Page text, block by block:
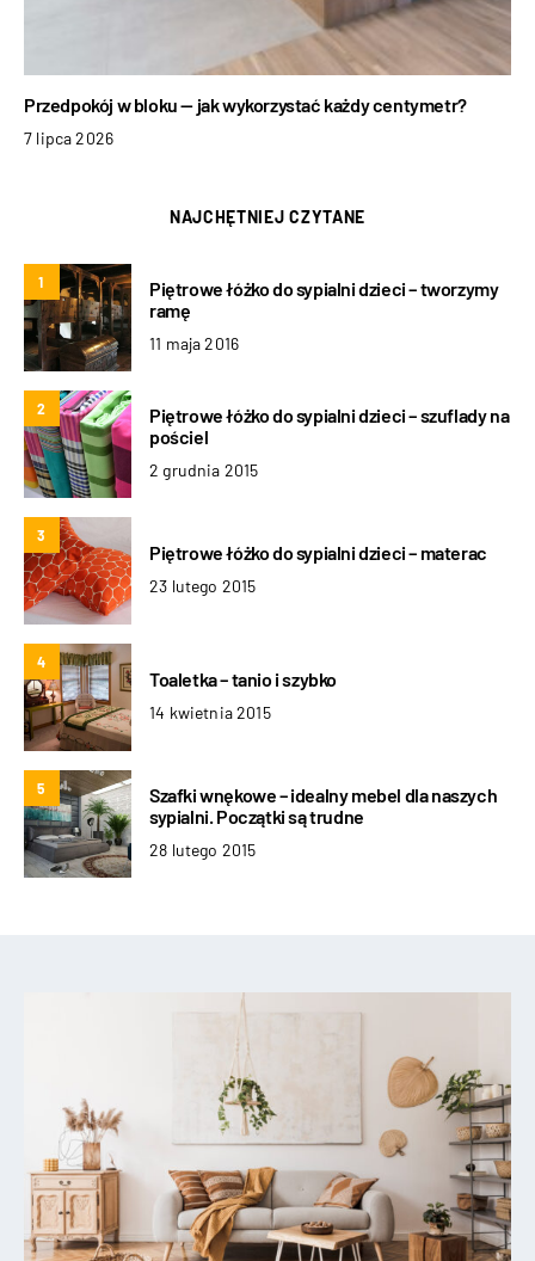
Przedpokój w bloku — jak wykorzystać każdy centymetr?
7 lipca 2026
NAJCHĘTNIEJ CZYTANE
1
Piętrowe łóżko do sypialni dzieci – tworzymy
ramę
11 maja 2016
2
Piętrowe łóżko do sypialni dzieci – szuflady na
pościel
2 grudnia 2015
3
Piętrowe łóżko do sypialni dzieci – materac
23 lutego 2015
4
Toaletka – tanio i szybko
14 kwietnia 2015
5
Szafki wnękowe – idealny mebel dla naszych
sypialni. Początki są trudne
28 lutego 2015